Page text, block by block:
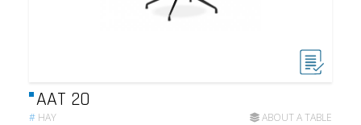
AAT 20
# HAY ABOUT A TABLE